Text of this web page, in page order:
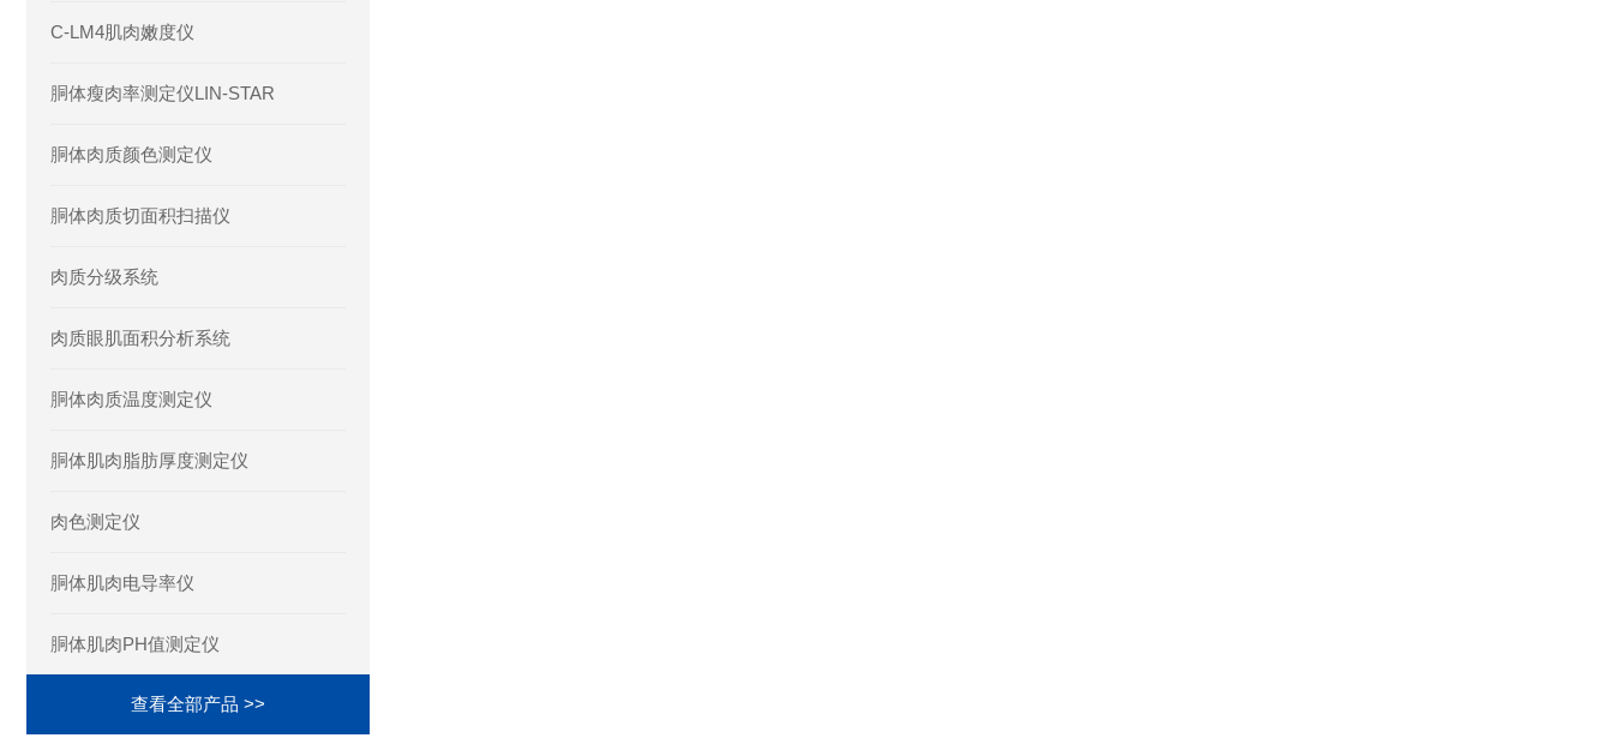
C-LM4肌肉嫩度仪
胴体瘦肉率测定仪LIN-STAR
胴体肉质颜色测定仪
胴体肉质切面积扫描仪
肉质分级系统
肉质眼肌面积分析系统
胴体肉质温度测定仪
胴体肌肉脂肪厚度测定仪
肉色测定仪
胴体肌肉电导率仪
胴体肌肉PH值测定仪
查看全部产品 >>